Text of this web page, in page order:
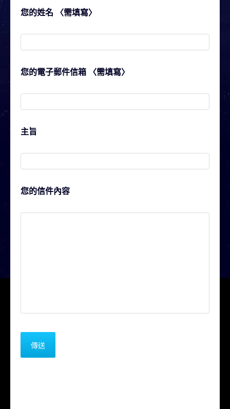
您的姓名 〈需填寫〉
您的電子郵件信箱 〈需填寫〉
主旨
您的信件內容